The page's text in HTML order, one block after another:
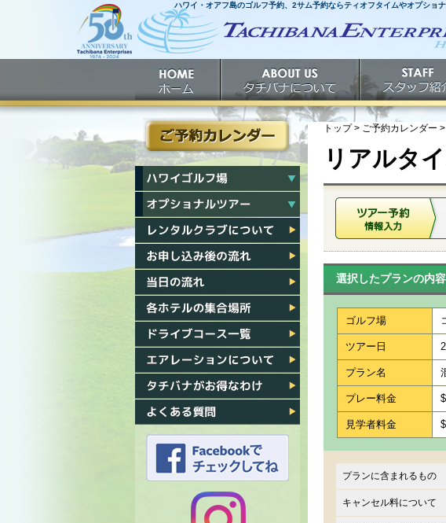
ハワイ・オアフ島のゴルフ予約、2サム予約ならティオフタイムやオプショ
ホーム タチバナについて スタッフ紹介
ご予約カレンダー
ハワイゴルフ場一覧
ハワイオプショナルツアー一覧
レンタルクラブについて
お申し込み後の流れ
当日の流れ
各ホテル集合場所
各ゴルフ場への行き方
エアレーション
タチバナがお得なわけ
よくある質問
タチバナのFacebook
トップ> ご予約カレンダー >
リアルタ
選択したプランの内容
ゴルフ場
ツアー日
プラン名
プレー料金
見学者料金
プランに含まれるもの
キャンセル料について